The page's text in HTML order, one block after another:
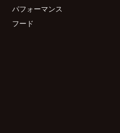
パフォーマンス
フード